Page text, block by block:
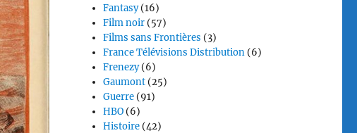
Fantasy(16)
Film noir (57)
Films sans Frontières (3)
France Télévisions Distribution (6)
Frenezy(6)
Gaumont (25)
Guerre (91)
HBO (6)
Histoire (42)